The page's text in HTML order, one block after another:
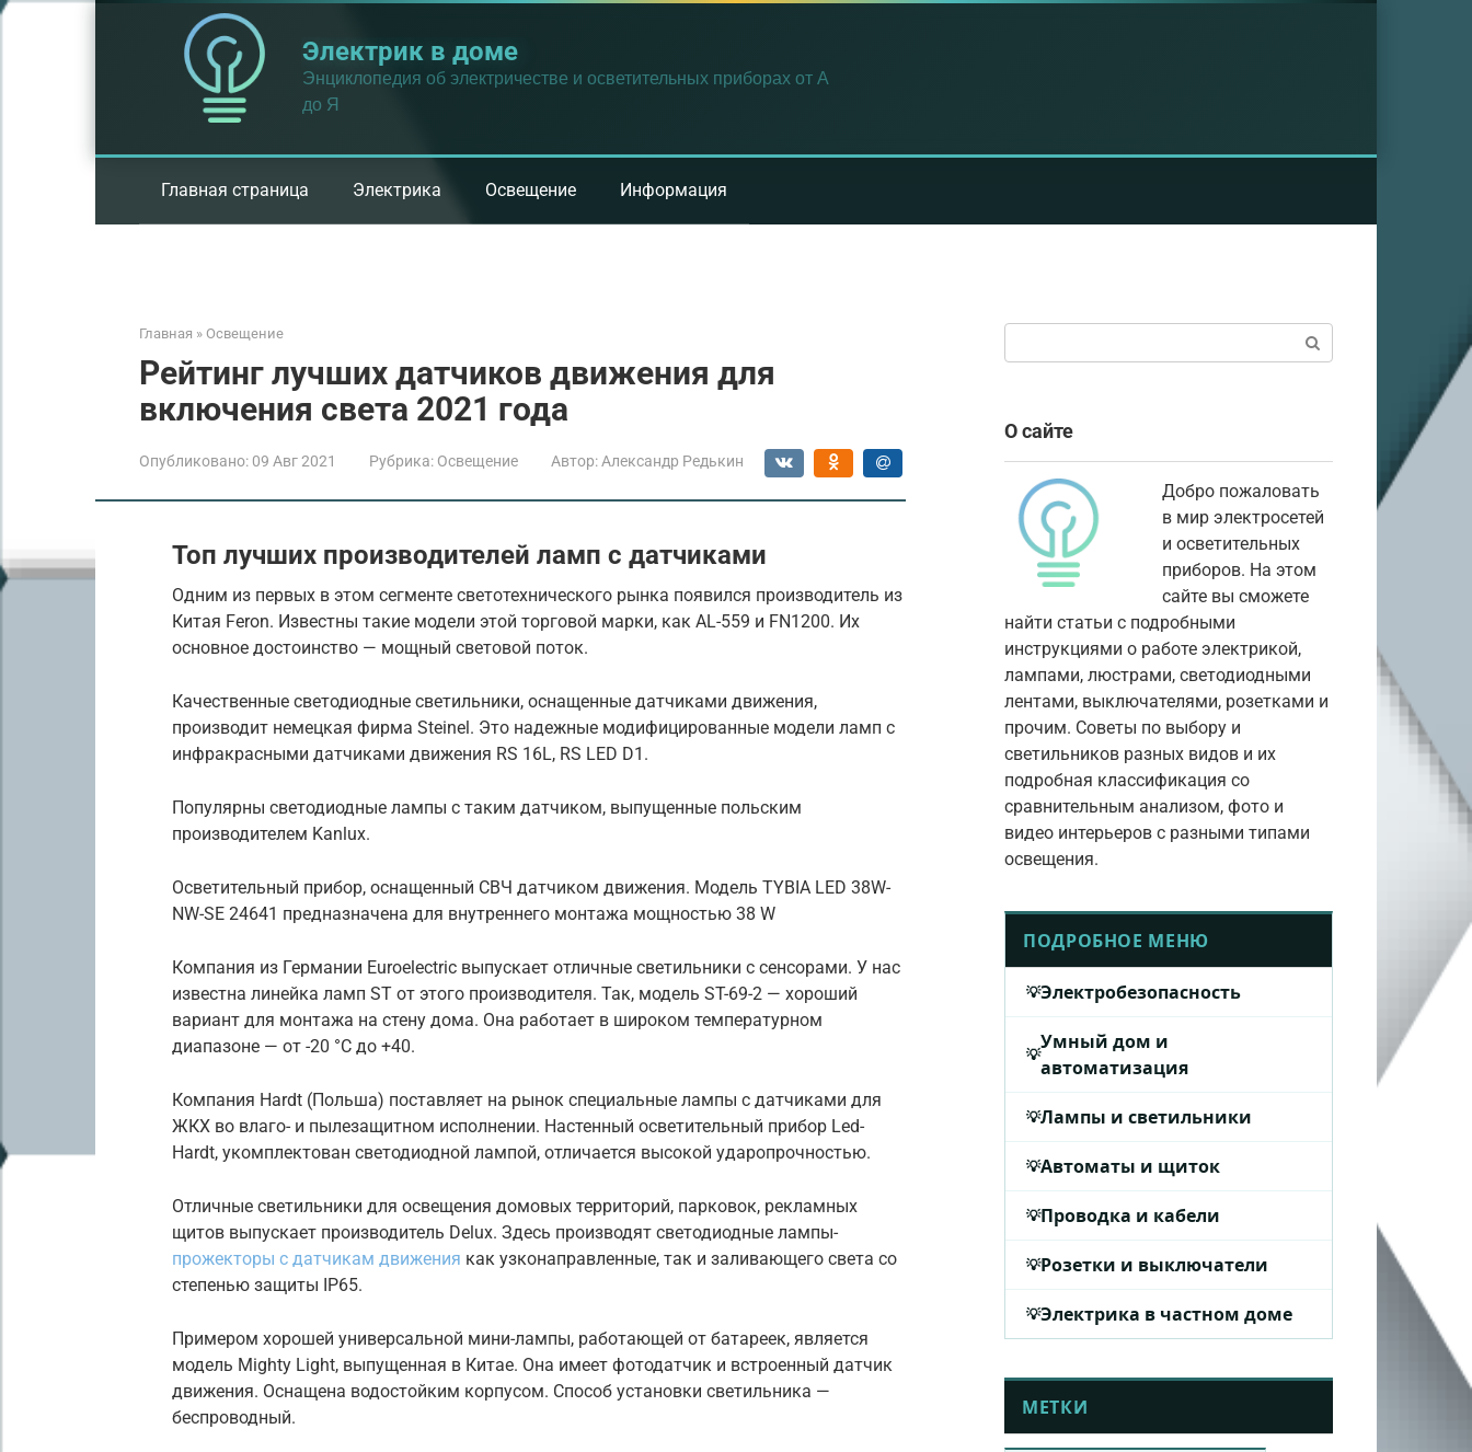
Перейти
Электрик в доме
Энциклопедия об электричестве и осветительных приборах от А
до Я
Главная страница Электрика Освещение Информация
Главная » Освещение
Рейтинг лучших датчиков движения для
включения света 2021 года
Опубликовано: 09 Авг 2021 Рубрика: Освещение Автор: Александр Редькин
Топ лучших производителей ламп с датчиками
Одним из первых в этом сегменте светотехнического рынка появился производитель из
Китая Feron. Известны такие модели этой торговой марки, как AL-559 и FN1200. Их
основное достоинство — мощный световой поток.
Качественные светодиодные светильники, оснащенные датчиками движения,
производит немецкая фирма Steinel. Это надежные модифицированные модели ламп с
инфракрасными датчиками движения RS 16L, RS LED D1.
Популярны светодиодные лампы с таким датчиком, выпущенные польским
производителем Kanlux.
Осветительный прибор, оснащенный СВЧ датчиком движения. Модель TYBIA LED 38W-
NW-SE 24641 предназначена для внутреннего монтажа мощностью 38 W
Компания из Германии Euroelectric выпускает отличные светильники с сенсорами. У нас
известна линейка ламп ST от этого производителя. Так, модель ST-69-2 — хороший
вариант для монтажа на стену дома. Она работает в широком температурном
диапазоне — от -20 °С до +40.
Компания Hardt (Польша) поставляет на рынок специальные лампы с датчиками для
ЖКХ во влаго- и пылезащитном исполнении. Настенный осветительный прибор Led-
Hardt, укомплектован светодиодной лампой, отличается высокой ударопрочностью.
Отличные светильники для освещения домовых территорий, парковок, рекламных
щитов выпускает производитель Delux. Здесь производят светодиодные лампы-
прожекторы с датчикам движения как узконаправленные, так и заливающего света со
степенью защиты IP65.
Примером хорошей универсальной мини-лампы, работающей от батареек, является
модель Mighty Light, выпущенная в Китае. Она имеет фотодатчик и встроенный датчик
движения. Оснащена водостойким корпусом. Способ установки светильника —
беспроводный.
О сайте
Добро пожаловать
в мир электросетей
и осветительных
приборов. На этом
сайте вы сможете
найти статьи с подробными
инструкциями о работе электрикой,
лампами, люстрами, светодиодными
лентами, выключателями, розетками и
прочим. Советы по выбору и
светильников разных видов и их
подробная классификация со
сравнительным анализом, фото и
видео интерьеров с разными типами
освещения.
ПОДРОБНОЕ МЕНЮ
Электробезопасность
Умный дом и
автоматизация
Лампы и светильники
Автоматы и щиток
Проводка и кабели
Розетки и выключатели
Электрика в частном доме
МЕТКИ